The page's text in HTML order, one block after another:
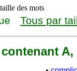
des mots
Tous par
A,